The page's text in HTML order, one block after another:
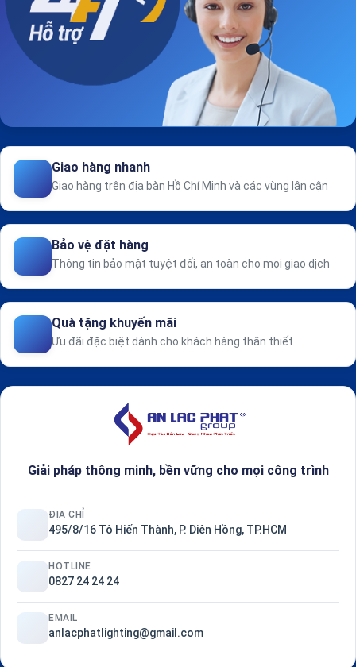
Giao hàng nhanh
Giao hàng trên địa bàn Hồ Chí Minh và các vùng lân cận
Bảo vệ đặt hàng
Thông tin bảo mật tuyệt đối, an toàn cho mọi giao dịch
Quà tặng khuyến mãi
Ưu đãi đặc biệt dành cho khách hàng thân thiết
Giải pháp thông minh, bền vững cho mọi công trình
ĐỊA CHỈ
495/8/16 Tô Hiến Thành, P. Diên Hồng, TP.HCM
HOTLINE
0827 24 24 24
EMAIL
anlacphatlighting@gmail.com